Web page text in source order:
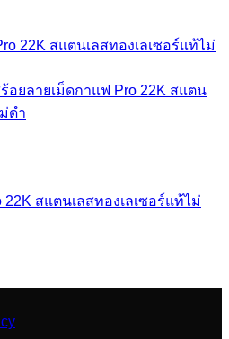
สแตนเลสทองเลเซอร์แท้ไม่